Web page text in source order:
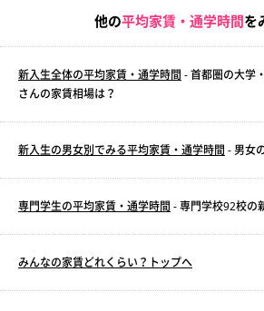
他の平均家賃・通学時間を
新入生全体の平均家賃・通学時間 - 首都圏の大学
さんの家賃相場は？
新入生の男女別でみる平均家賃・通学時間 - 男女
専門学生の平均家賃・通学時間 - 専門学校92校の
みんなの家賃どれくらい？トップへ